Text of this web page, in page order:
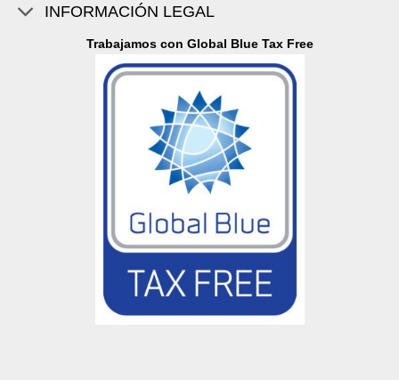
INFORMACIÓN LEGAL
Trabajamos con Global Blue Tax Free